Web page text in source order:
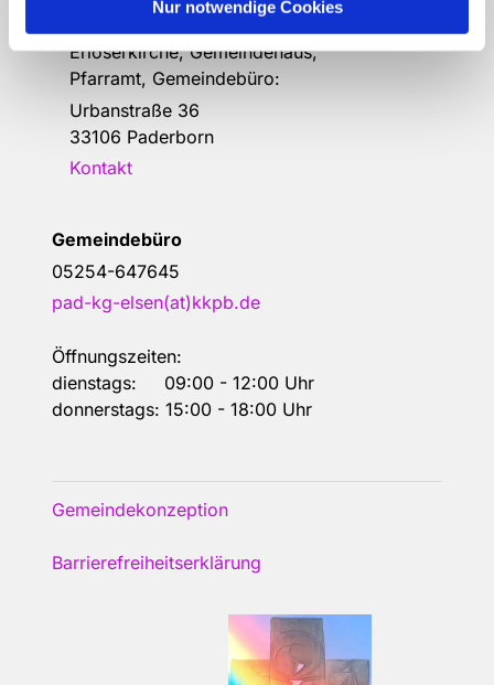
Nur notwendige Cookies
Kirchengemeinde Elsen
Erlöserkirche, Gemeindehaus,
Pfarramt, Gemeindebüro:
Urbanstraße 36
33106 Paderborn
Kontakt
Gemeindebüro
05254-647645
pad-kg-elsen(at)kkpb.de
Öffnungszeiten:
dienstags: 09:00 - 12:00 Uhr
donnerstags: 15:00 - 18:00 Uhr
Gemeindekonzeption
Barrierefreiheitserklärung